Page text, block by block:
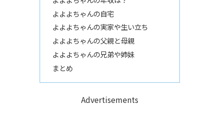
よよよちゃんの自宅
よよよちゃんの実家や生い立ち
よよよちゃんの父親と母親
よよよちゃんの兄弟や姉妹
まとめ
Advertisements